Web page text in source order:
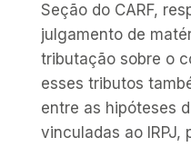
Seção do CARF,
julgamento de
tributação sobre o
esses tributos
entre as hipóteses
vinculadas ao IRPJ,